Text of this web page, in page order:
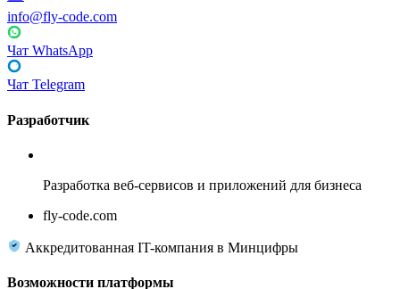
info@fly-code.com
Чат WhatsApp
Чат Telegram
Разработчик
Разработка веб-сервисов и приложений для бизнеса
fly-code.com
Аккредитованная IT-компания в Минцифры
Возможности платформы